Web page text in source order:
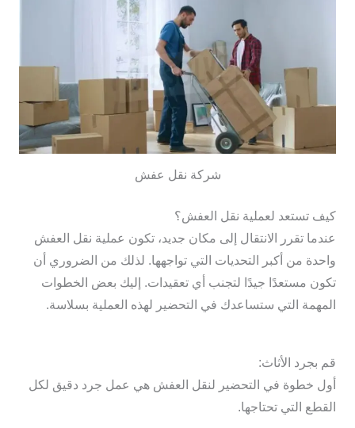
شركة نقل عفش
كيف تستعد لعملية نقل العفش؟
عندما تقرر الانتقال إلى مكان جديد، تكون عملية نقل العفش
واحدة من أكبر التحديات التي تواجهها. لذلك من الضروري أن
تكون مستعدًا جيدًا لتجنب أي تعقيدات. إليك بعض الخطوات
المهمة التي ستساعدك في التحضير لهذه العملية بسلاسة.
قم بجرد الأثاث:
أول خطوة في التحضير لنقل العفش هي عمل جرد دقيق لكل
القطع التي تحتاجها.